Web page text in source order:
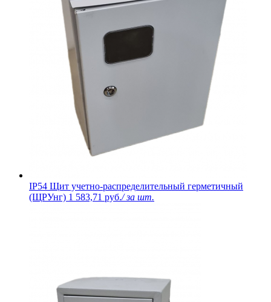
IP54 Щит учетно-распределительный герметичный
(ЩРУнг) 1 583,71 руб./ за шт.